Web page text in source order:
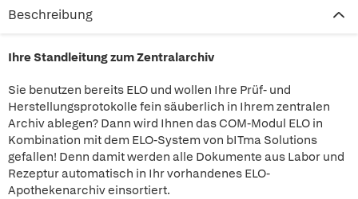
Beschreibung
Ihre Standleitung zum Zentralarchiv
Sie benutzen bereits ELO und wollen Ihre Prüf- und
Herstellungsprotokolle fein säuberlich in Ihrem zentralen
Archiv ablegen? Dann wird Ihnen das COM-Modul ELO in
Kombination mit dem ELO-System von bITma Solutions
gefallen! Denn damit werden alle Dokumente aus Labor und
Rezeptur automatisch in Ihr vorhandenes ELO-
Apothekenarchiv einsortiert.